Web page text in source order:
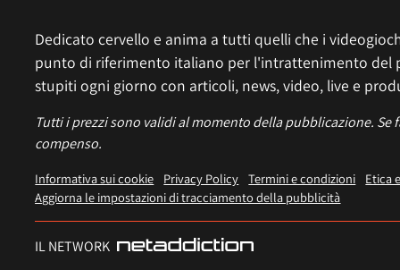
Dedicato cervello e anima a tutti quelli che i
punto di riferimento italiano per l'intrattenimento del
stupiti ogni giorno con articoli, news, video, live e
Tutti i prezzi sono validi al momento della pubblicazione.
compenso.
Informativa sui cookie Privacy Policy Termini e condizioni
Etica
Aggiorna le impostazioni di tracciamento della pubblicità
IL NETWORK